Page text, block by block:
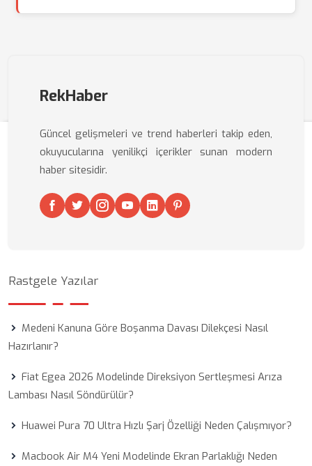
RekHaber
Güncel gelişmeleri ve trend haberleri takip eden,
okuyucularına yenilikçi içerikler sunan modern
haber sitesidir.
Rastgele Yazılar
Medeni Kanuna Göre Boşanma Davası Dilekçesi Nasıl
Hazırlanır?
Fiat Egea 2026 Modelinde Direksiyon Sertleşmesi Arıza
Lambası Nasıl Söndürülür?
Huawei Pura 70 Ultra Hızlı Şarj Özelliği Neden Çalışmıyor?
Macbook Air M4 Yeni Modelinde Ekran Parlaklığı Neden